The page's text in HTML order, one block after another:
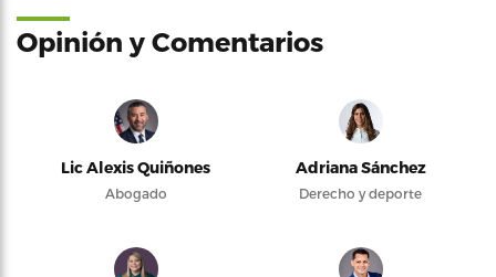
Opinión y Comentarios
Lic Alexis Quiñones
Abogado
Adriana Sánchez
Derecho y deporte